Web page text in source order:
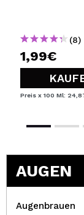
(8)
1,99€
Preis x 100 Ml:
AUGEN
Augenbrauen